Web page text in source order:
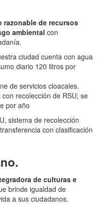
razonable de recursos
ambiental con
ciudad cuenta con agua
diario 120 litros por
de servicios cloacales.
recolección de RSU; se
por año
sistema de recolección
con clasificación
de culturas e
brinde igualdad de
a sus ciudadanos.